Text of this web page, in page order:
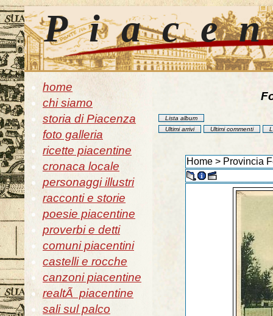
home
chi siamo
storia di Piacenza
foto galleria
ricette piacentine
cronaca locale
personaggi illustri
racconti e storie
poesie piacentine
proverbi e detti
comuni piacentini
castelli e rocche
canzoni piacentine
realtÃ piacentine
sali sul palco
Lista album
Ultimi arrivi
Ultimi commenti
Home> Provincia